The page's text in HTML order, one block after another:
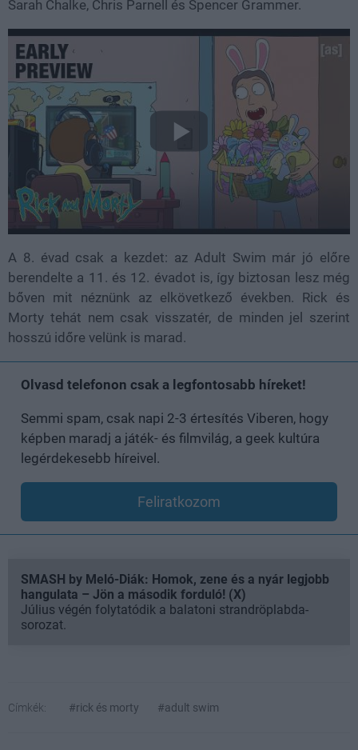
Sarah Chalke, Chris Parnell és Spencer Grammer.
A 8. évad csak a kezdet: az Adult Swim már jó előre
berendelte a 11. és 12. évadot is, így biztosan lesz még
bőven mit néznünk az elkövetkező években. Rick és
Morty tehát nem csak visszatér, de minden jel szerint
hosszú időre velünk is marad.
Olvasd telefonon csak a legfontosabb híreket!
Semmi spam, csak napi 2-3 értesítés Viberen, hogy
képben maradj a játék- és filmvilág, a geek kultúra
legérdekesebb híreivel.
Feliratkozom
SMASH by Meló-Diák: Homok, zene és a nyár legjobb
hangulata – Jön a második forduló! (X)
Július végén folytatódik a balatoni strandröplabda-
sorozat.
Címkék: #rick és morty #adult swim